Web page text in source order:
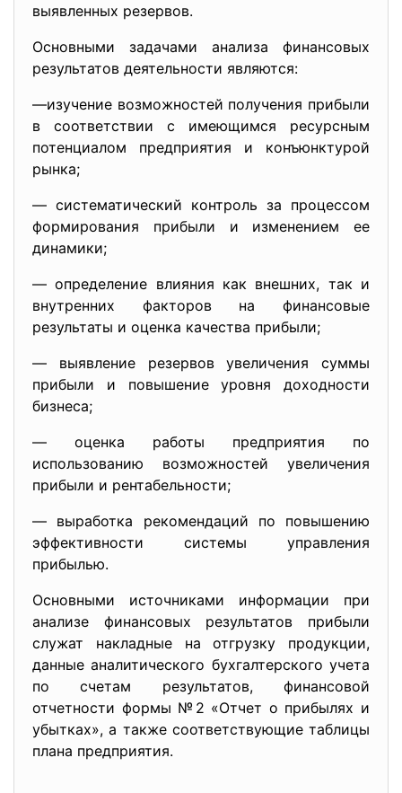
выявленных резервов.
Основными задачами анализа финансовых
результатов деятельности являются:
—изучение возможностей получения прибыли
в соответствии с имеющимся ресурсным
потенциалом предприятия и конъюнктурой
рынка;
— систематический контроль за процессом
формирования прибыли и изменением ее
динамики;
— определение влияния как внешних, так и
внутренних факторов на финансовые
результаты и оценка качества прибыли;
— выявление резервов увеличения суммы
прибыли и повышение уровня доходности
бизнеса;
— оценка работы предприятия по
использованию возможностей увеличения
прибыли и рентабельности;
— выработка рекомендаций по повышению
эффективности системы управления
прибылью.
Основными источниками информации при
анализе финансовых результатов прибыли
служат накладные на отгрузку продукции,
данные аналитического бухгалтерского учета
по счетам результатов, финансовой
отчетности формы №2 «Отчет о прибылях и
убытках», а также соответствующие таблицы
плана предприятия.